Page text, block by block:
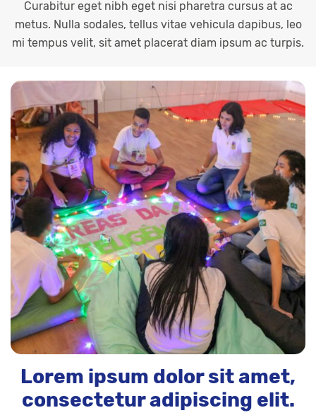
Curabitur eget nibh eget nisi pharetra cursus at ac
metus. Nulla sodales, tellus vitae vehicula dapibus, leo
mi tempus velit, sit amet placerat diam ipsum ac turpis.
Lorem ipsum dolor sit amet,
consectetur adipiscing elit.